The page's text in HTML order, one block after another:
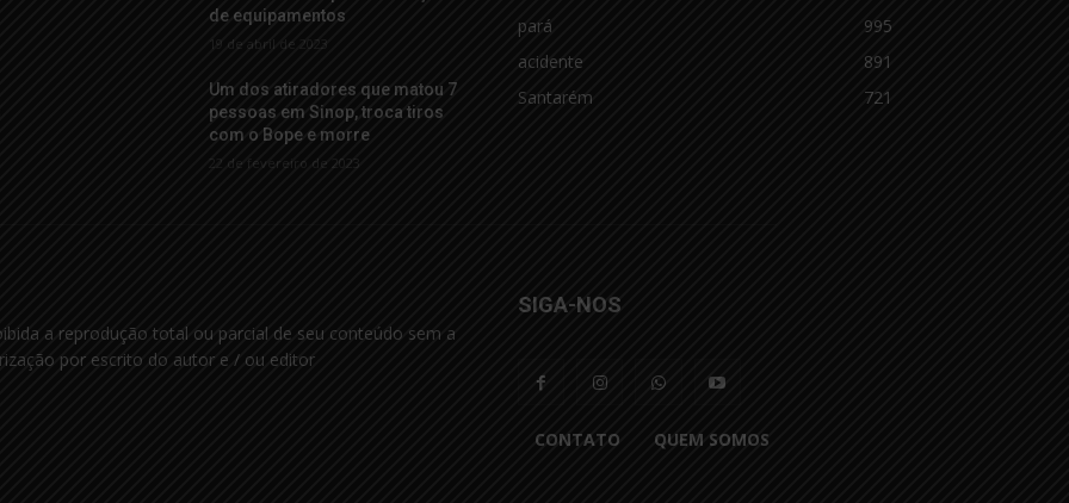
de equipamentos
19 de abril de 2023
Um dos atiradores que matou 7
pessoas em Sinop, troca tiros
com o Bope e morre
22 de fevereiro de 2023
pará
995
acidente
891
Santarém
721
a reprodução total ou parcial de seu conteúdo sem a
por escrito do autor e / ou editor
SIGA-NOS
CONTATO QUEM SOMOS